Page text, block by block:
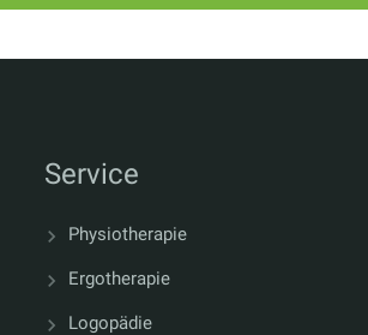
Service
Physiotherapie
Ergotherapie
Logopädie